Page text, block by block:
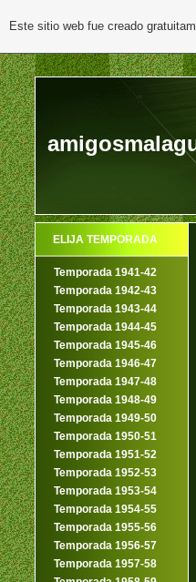
ELIJA TEMPORADA
Temporada 1941-42
Temporada 1942-43
Temporada 1943-44
Temporada 1944-45
Temporada 1945-46
Temporada 1946-47
Temporada 1947-48
Temporada 1948-49
Temporada 1949-50
Temporada 1950-51
Temporada 1951-52
Temporada 1952-53
Temporada 1953-54
Temporada 1954-55
Temporada 1955-56
Temporada 1956-57
Temporada 1957-58
Este sitio web fue creado